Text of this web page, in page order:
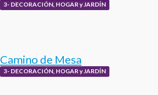
3- DECORACIÓN, HOGAR y JARDÍN
Camino de Mesa
3- DECORACIÓN, HOGAR y JARDÍN